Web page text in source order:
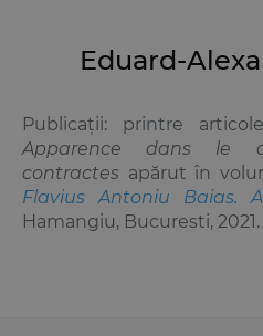
Eduard-
Publicații: printre
Apparence dans le
contractes apărut în
Flavius Antoniu Baias.
Hamangiu, Bucuresti, 2021.